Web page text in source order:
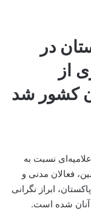
در
از
کشور شد
نسبت به
فعالان مدنی و
ابراز نگرانی
آنان شده است.